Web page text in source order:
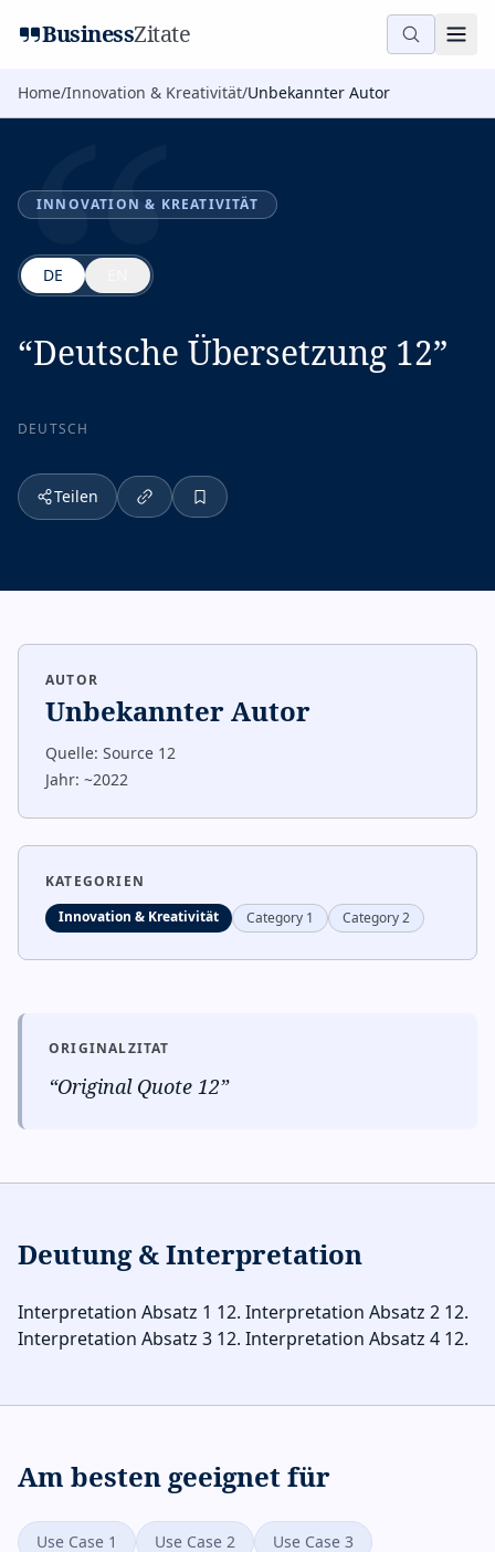
BusinessZitate
Home/Innovation & Kreativität/Unbekannter Autor
“
INNOVATION & KREATIVITÄT
DE
“Deutsche Übersetzung 12”
DEUTSCH
Teilen
AUTOR
Unbekannter Autor
Quelle: Source 12
Jahr: ~2022
KATEGORIEN
Innovation & Kreativität
Category 1 Category 2
ORIGINALZITAT
“Original Quote 12”
Deutung & Interpretation
Interpretation Absatz 1 12. Interpretation Absatz 2 12.
Interpretation Absatz 3 12. Interpretation Absatz 4 12.
Am besten geeignet für
Use Case 1 Use Case 2
Use Case 3